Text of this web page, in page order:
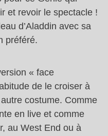
et revoir le spectacle !
d’Aladdin avec sa
préféré.
« face
de le croiser à
costume. Comme
en live et comme
au West End ou à